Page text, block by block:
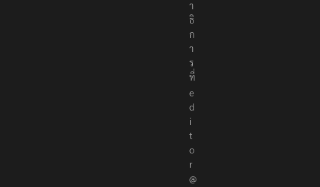
ร
ณ
า
ธิ
ก
า
ร
ที่
e
d
i
t
o